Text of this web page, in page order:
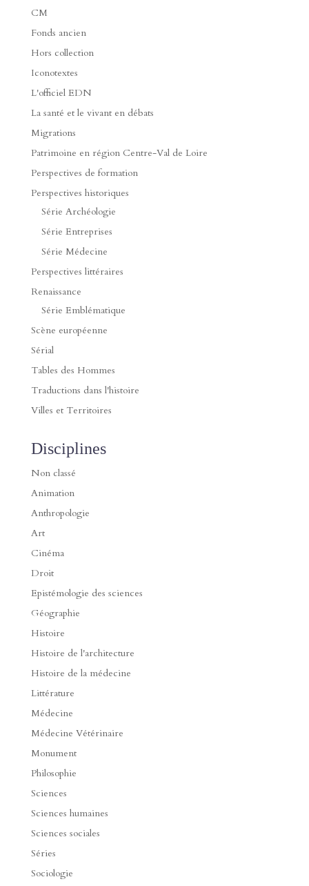
CM
Fonds ancien
Hors collection
Iconotextes
L'officiel EDN
La santé et le vivant en débats
Migrations
Patrimoine en région Centre-Val de Loire
Perspectives de formation
Perspectives historiques
Série Archéologie
Série Entreprises
Série Médecine
Perspectives littéraires
Renaissance
Série Emblématique
Scène européenne
Sérial
Tables des Hommes
Traductions dans l'histoire
Villes et Territoires
Disciplines
Non classé
Animation
Anthropologie
Art
Cinéma
Droit
Epistémologie des sciences
Géographie
Histoire
Histoire de l'architecture
Histoire de la médecine
Littérature
Médecine
Médecine Vétérinaire
Monument
Philosophie
Sciences
Sciences humaines
Sciences sociales
Séries
Sociologie